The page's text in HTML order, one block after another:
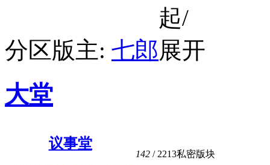
分区版主: 七郎
大堂
议事堂
142 / 2213私密版块